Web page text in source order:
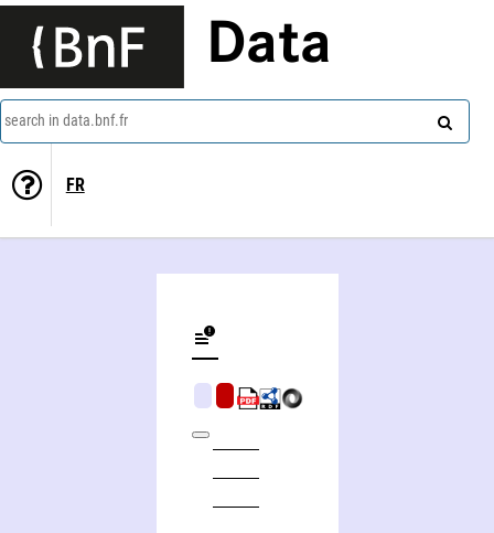
Data
search in data.bnf.fr
FR